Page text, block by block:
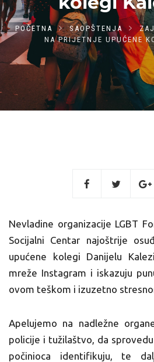
POČETNA SAOPŠTENJA
NA PRIJETNJE UPUĆENE
Nevladine organizacije LGBT Forum Progres i LGBTIQ
Socijalni Centar najoštrije
upućene kolegi Danijelu
mreže Instagram i iskazuju
ovom teškom i izuzetno
Apelujemo na nadležne
policije i tužilaštvo, da
počinioca identifikuju, te